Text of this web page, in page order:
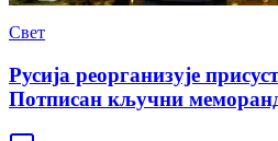
Свет
Русија реорганизује
Потписан кључни